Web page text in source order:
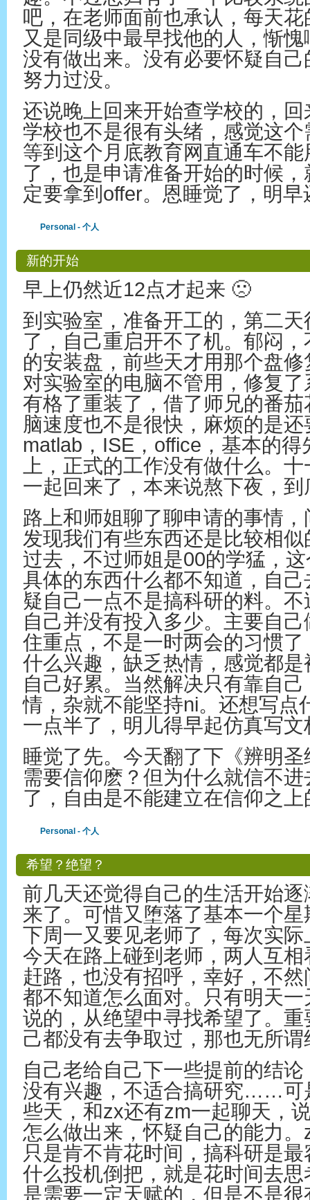
吧，在老师面前也承认，每天
又是同级中最早找他的人，惭
没有做出来。没有必要怀疑自
努力过没。
还说晚上回来开始查学校的，
学校也不是很有头绪，感觉这
等到这个月底教育网直通车不
了，也是申请准备开始的时候
定要拿到offer。恩睡觉了，明
Personal - 个人
新的开始
早上仍然近12点才起来 🙁
到实验室，准备开工的，第二
了，自己重启开不了机。郁闷
的安装盘，前些天才用那个盘
对实验室的电脑不管用，修复
有格了重装了，借了师兄的番
脑速度也不是很快，麻烦的是
matlab，ISE，office，基本的
上，正式的工作没有做什么。
一起回来了，本来说熬下夜，
路上和师姐聊了聊申请的事情
发现我们有些东西还是比较相
过去，不过师姐是00的学猛，
具体的东西什么都不知道，自
疑自己一点不是搞科研的料。
自己并没有投入多少。主要自
住重点，不是一时两会的习惯
什么兴趣，缺乏热情，感觉都
自己好累。当然解决只有靠自
情，杂就不能坚持ni。还想写点
一点半了，明儿得早起仿真写文
睡觉了先。今天翻了下《辨明
需要信仰麽？但为什么就信不
了，自由是不能建立在信仰之上
Personal - 个人
希望？绝望？
前几天还觉得自己的生活开始
来了。可惜又堕落了基本一个
下周一又要见老师了，每次实
今天在路上碰到老师，两人互
赶路，也没有招呼，幸好，不
都不知道怎么面对。只有明天
说的，从绝望中寻找希望了。
己都没有去争取过，那也无所谓
自己老给自己下一些提前的结
没有兴趣，不适合搞研究……可
些天，和zx还有zm一起聊天，
怎么做出来，怀疑自己的能力
只是肯不肯花时间，搞科研是
什么投机倒把，就是花时间去
是需要一定天赋的，但是不是